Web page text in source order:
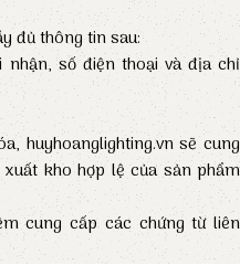
đủ thông tin sau:
nhận, số điện thoại và địa chỉ
huyhoanglighting.vn sẽ cung
kho hợp lệ của sản phẩm
cung cấp các chứng từ liên